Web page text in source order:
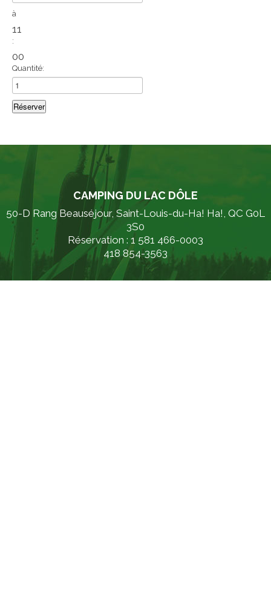
à
11
:
00
Quantité:
CAMPING DU LAC DÔLE
50-D Rang Beauséjour, Saint-Louis-du-Ha! Ha!, QC G0L
3S0
Réservation : 1 581 466-0003
418 854-3563